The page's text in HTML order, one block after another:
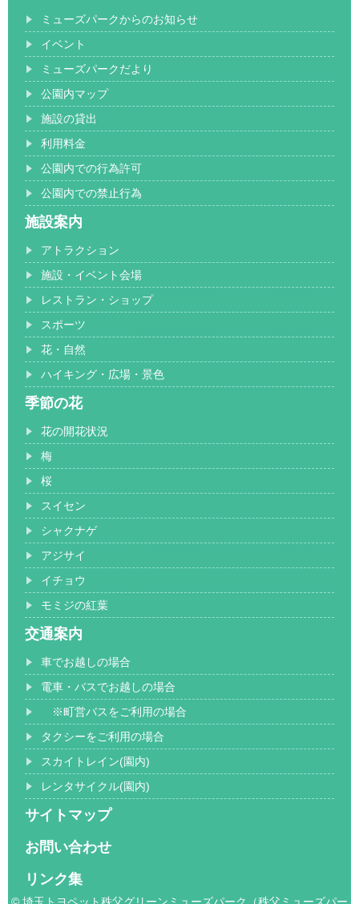
ミューズパークからのお知らせ
イベント
ミューズパークだより
公園内マップ
施設の貸出
利用料金
公園内での行為許可
公園内での禁止行為
施設案内
アトラクション
施設・イベント会場
レストラン・ショップ
スポーツ
花・自然
ハイキング・広場・景色
季節の花
花の開花状況
梅
桜
スイセン
シャクナゲ
アジサイ
イチョウ
モミジの紅葉
交通案内
車でお越しの場合
電車・バスでお越しの場合
※町営バスをご利用の場合
タクシーをご利用の場合
スカイトレイン(園内)
レンタサイクル(園内)
サイトマップ
お問い合わせ
リンク集
© 埼玉トヨペット秩父グリーンミューズパーク（秩父ミューズパー